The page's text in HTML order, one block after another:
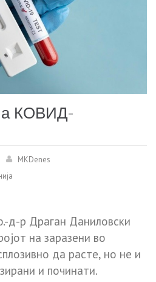
КОВИД-
MKDenes
д-р Драган Даниловски
на заразени во
да расте, но не и
и починати.